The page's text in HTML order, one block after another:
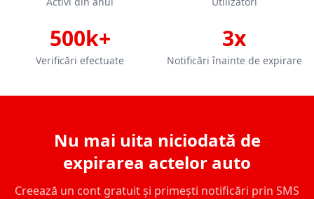
500k+
Verificări efectuate
3x
Notificări înainte de expirare
Nu mai uita niciodată de
expirarea actelor auto
Creează un cont gratuit și primești notificări prin SMS